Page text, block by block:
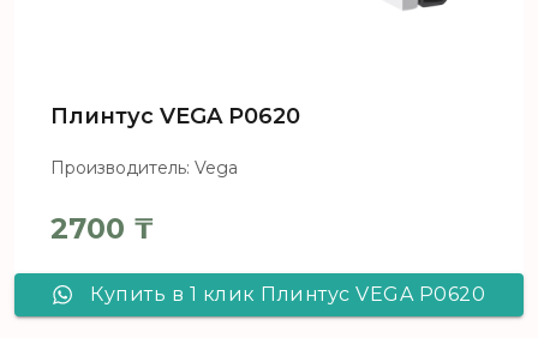
Плинтус VEGA Р0620
Производитель: Vega
2700 ₸
Купить в 1 клик Плинтус VEGA Р0620